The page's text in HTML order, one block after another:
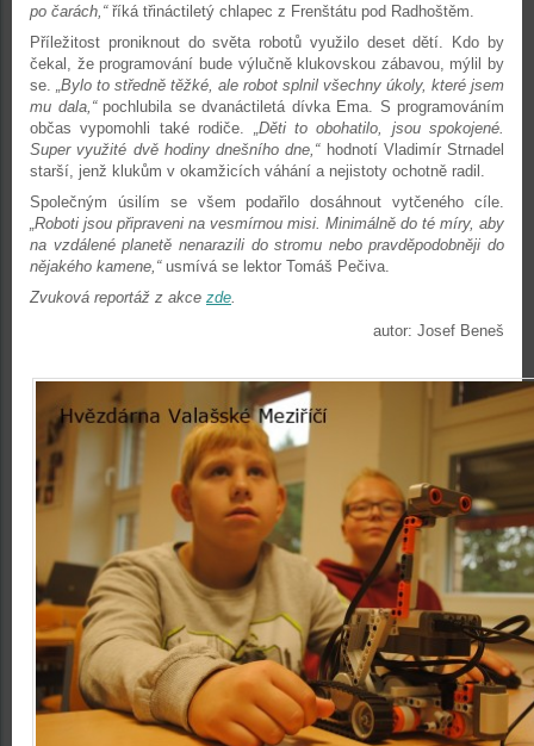
po čarách,“říká třináctiletý chlapec z Frenštátu pod Radhoštěm.
Příležitost proniknout do světa robotů využilo deset dětí. Kdo by
čekal, že programování bude výlučně klukovskou zábavou, mýlil by
se. „Bylo to středně těžké, ale robot splnil všechny úkoly, které jsem
mu dala,“ pochlubila se dvanáctiletá dívka Ema. S programováním
občas vypomohli také rodiče. „Děti to obohatilo, jsou spokojené.
Super využité dvě hodiny dnešního dne,“hodnotí Vladimír Strnadel
starší, jenž klukům v okamžicích váhání a nejistoty ochotně radil.
Společným úsilím se všem podařilo dosáhnout vytčeného cíle.
„Roboti jsou připraveni na vesmírnou misi. Minimálně do té míry, aby
na vzdálené planetě nenarazili do stromu nebo pravděpodobněji do
nějakého kamene,“ usmívá se lektor Tomáš Pečiva.
Zvuková reportáž z akce zde.
autor: Josef Beneš